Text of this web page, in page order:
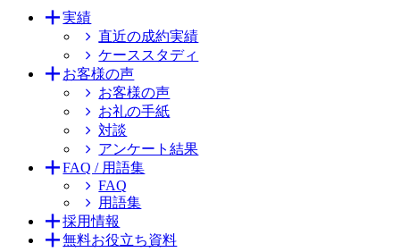
実績
直近の成約実績
ケーススタディ
お客様の声
お客様の声
お礼の手紙
対談
アンケート結果
FAQ / 用語集
FAQ
用語集
採用情報
無料お役立ち資料